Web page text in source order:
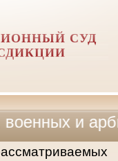
СУД
судов,